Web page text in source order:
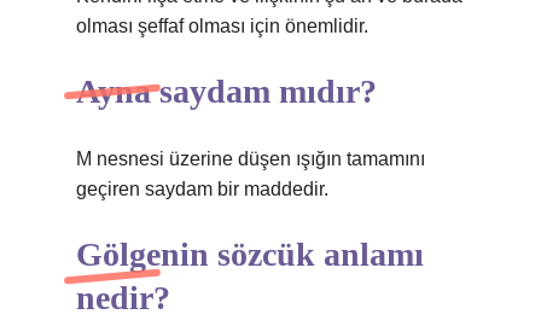
olması şeffaf olması için önemlidir.
Ayna saydam mıdır?
M nesnesi üzerine düşen ışığın tamamını
geçiren saydam bir maddedir.
Gölgenin sözcük anlamı
nedir?